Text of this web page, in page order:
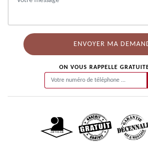
ON VOUS RAPPELLE